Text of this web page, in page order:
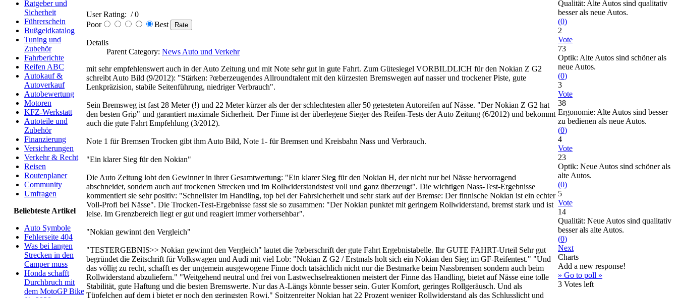
Ratgeber und
Sicherheit
Führerschein
Bußgeldkatalog
Tuning und
Zubehör
Fahrberichte
Reifen ABC
Autokauf &
Autoverkauf
Autobewertung
Motoren
KFZ-Werkstatt
Autoteile und
Zubehör
Finanzierung
Versicherungen
Verkehr & Recht
Reisen
Routenplaner
Community
Umfragen
Beliebteste Artikel
Auto Symbole
Fehlerseite 404
Was bei langen
Strecken in den
Camper muss
Honda schafft
Durchbruch mit
dem MotoGP Bike
User Rating: / 0
Poor
Best
Details
Parent Category: News Auto und Verkehr
mit sehr empfehlenswert auch in der Auto Zeitung und mit Note sehr gut in gute Fahrt. Zum Gütesiegel VORBILDLICH für den Nokian Z G2
schreibt Auto Bild (9/2012): "Stärken: ?œberzeugendes Allroundtalent mit den kürzesten Bremswegen auf nasser und trockener Piste, gute
Lenkpräzision, stabile Seitenführung, niedriger Verbrauch".
Sein Bremsweg ist fast 28 Meter (!) und 22 Meter kürzer als der der schlechtesten aller 50 getesteten Autoreifen auf Nässe. "Der Nokian Z G2 hat
den besten Grip" und garantiert maximale Sicherheit. Der Finne ist der überlegene Sieger des Reifen-Tests der Auto Zeitung (6/2012) und bekommt
auch die gute Fahrt Empfehlung (3/2012).
Note 1 für Bremsen Trocken gibt ihm Auto Bild, Note 1- für Bremsen und Kreisbahn Nass und Verbrauch.
"Ein klarer Sieg für den Nokian"
Die Auto Zeitung lobt den Gewinner in ihrer Gesamtwertung: "Ein klarer Sieg für den Nokian H, der nicht nur bei Nässe hervorragend
abschneidet, sondern auch auf trockenen Strecken und im Rollwiderstandstest voll und ganz überzeugt". Die wichtigen Nass-Test-Ergebnisse
kommentiert sie sehr positiv: "Schnellster im Handling, top bei der Fahrsicherheit und sehr stark auf der Bremse: Der finnische Nokian ist ein echter
Voll-Profi bei Nässe". Die Trocken-Test-Ergebnisse fasst sie so zusammen: "Der Nokian punktet mit geringem Rollwiderstand, bremst stark und ist
leise. Im Grenzbereich liegt er gut und reagiert immer vorhersehbar".
"Nokian gewinnt den Vergleich"
"TESTERGEBNIS>> Nokian gewinnt den Vergleich" lautet die ?œberschrift der gute Fahrt Ergebnistabelle. Ihr GUTE FAHRT-Urteil Sehr gut
begründet die Zeitschrift für Volkswagen und Audi mit viel Lob: "Nokian Z G2 / Erstmals holt sich ein Nokian den Sieg im GF-Reifentest." "Und
das völlig zu recht, schafft es der ungemein ausgewogene Finne doch tatsächlich nicht nur die Bestmarke beim Nassbremsen sondern auch beim
Rollwiderstand abzuliefern." "Weitgehend neutral und frei von Lastwechselreaktionen meistert der Finne das Handling, bietet auf Nässe eine tolle
Stabilität, gute Haftung und die besten Bremswerte. Nur das A-Längs könnte besser sein. Guter Komfort, geringes Rollgeräusch. Und als
Tüpfelchen auf dem i bietet er noch den geringsten Rowi." Spitzenreiter Nokian hat 22 Prozent weniger Rollwiderstand als das Schlusslicht und
Qualität: Alte Autos sind qualitativ
besser als neue Autos.
(0)
2
Vote
73
Optik: Alte Autos sind schöner als
neue Autos.
(0)
3
Vote
38
Ergonomie: Alte Autos sind besser
zu bedienen als neue Autos.
(0)
4
Vote
23
Optik: Neue Autos sind schöner als
alte Autos.
(0)
5
Vote
14
Qualität: Neue Autos sind qualitativ
besser als alte Autos.
(0)
Next
Charts
Add a new response!
» Go to poll »
3 Votes left